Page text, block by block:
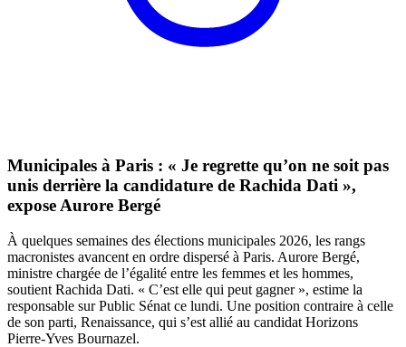
Municipales à Paris : « Je regrette qu’on ne soit pas
unis derrière la candidature de Rachida Dati »,
expose Aurore Bergé
À quelques semaines des élections municipales 2026, les rangs
macronistes avancent en ordre dispersé à Paris. Aurore Bergé,
ministre chargée de l’égalité entre les femmes et les hommes,
soutient Rachida Dati. « C’est elle qui peut gagner », estime la
responsable sur Public Sénat ce lundi. Une position contraire à celle
de son parti, Renaissance, qui s’est allié au candidat Horizons
Pierre-Yves Bournazel.